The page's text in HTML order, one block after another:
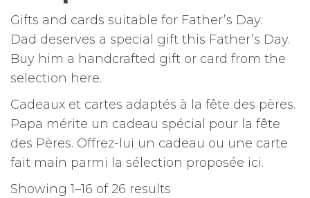
Gifts and cards suitable for Father’s Day.
Dad deserves a special gift this Father’s Day.
Buy him a handcrafted gift or card from the
selection here.
Cadeaux et cartes adaptés à la fête des pères.
Papa mérite un cadeau spécial pour la fête
des Pères. Offrez-lui un cadeau ou une carte
fait main parmi la sélection proposée ici.
Showing 1–16 of 26 results